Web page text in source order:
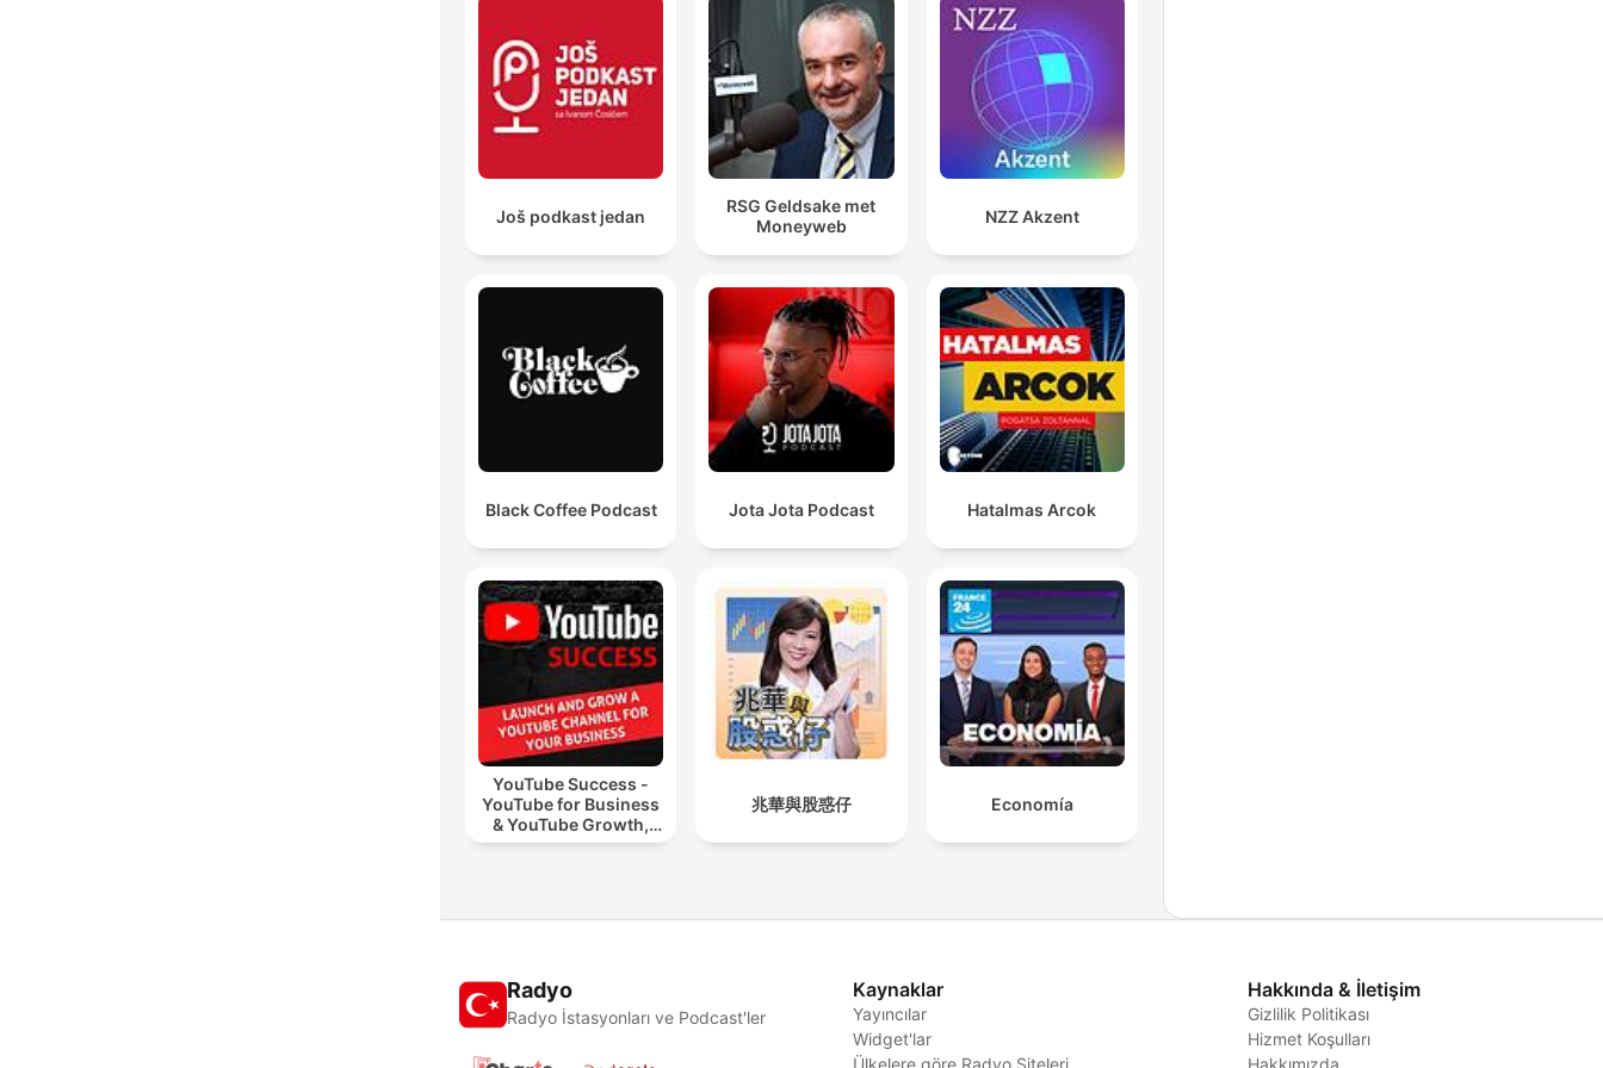
Još podkast jedan
RSG Geldsake met
Moneyweb
NZZ Akzent
Black Coffee Podcast Jota Jota Podcast Hatalmas Arcok
YouTube Success -
YouTube for Business
& YouTube Growth,
Video Marketing
兆華與股惑仔 Economía
Radyo
Radyo İstasyonları ve Podcast'ler
Kaynaklar
Yayıncılar
Widget'lar
Ülkelere göre Radyo Siteleri
Hakkında & İletişim
Gizlilik Politikası
Hizmet Koşulları
Hakkımızda